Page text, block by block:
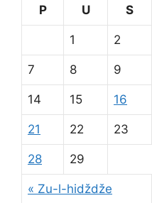
P
U S
« Zu-l-hidždže
1 2
7 8 9
14 15 16
21 22 23
28 29